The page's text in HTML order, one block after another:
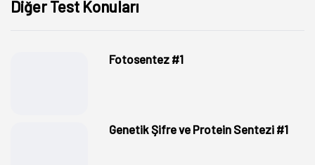
Diğer Test Konuları
Fotosentez #1
Genetik Şifre ve Protein Sentezi #1